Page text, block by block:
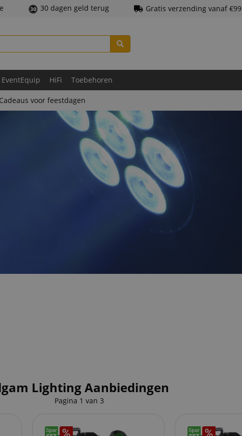
30 dagen geld terug Gratis verzending vanaf €99
EventEquip HiFi Toebehoren
Cadeaus voor feestdagen
Lighting Aanbiedingen
Pagina 1 van 3